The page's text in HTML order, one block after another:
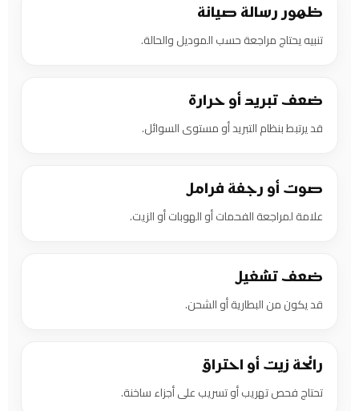
ظهور رسالة صيانة
تنبيه يحتاج مراجعة حسب الموديل والحالة.
ضعف تبريد أو حرارة
قد يرتبط بنظام التبريد أو مستوى السوائل.
صوت أو رجفة فرامل
علامة لمراجعة الفحمات أو الهوبات أو الزيت.
ضعف تشغيل
قد يكون من البطارية أو الشحن.
رائحة زيت أو احتراق
تحتاج فحص تهريب أو تسريب على أجزاء ساخنة.